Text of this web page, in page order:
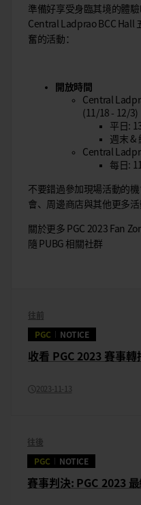
準備好享受身臨其境的體驗
Central Ladprao BCC Hall
奮的活動：
開放時間
Central
(11/18 - 12/3)
平日:
週末 &
Central
每日:
不要錯過參加現場活動的
會、周邊商店與其他更多活
關於更多 PGC 2023 Fan
隨 PUBG 相關社群
往前
PGC NOTICE
收看 PGC 2023 賽事轉
2023-11-13
往後
PGC NOTICE
賽事判決: PGC 2023